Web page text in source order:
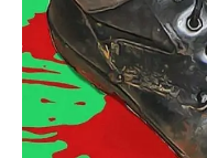
Eleições
9 de fevereiro de 2024